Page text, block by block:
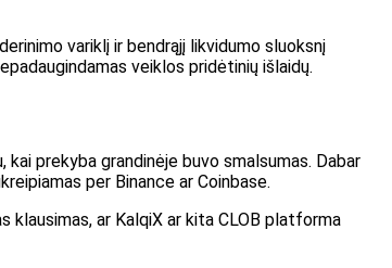
variklį ir bendrąjį likvidumo sluoksnį
veiklos pridėtinių išlaidų.
prekyba grandinėje buvo smalsumas. Dabar
per Binance ar Coinbase.
klausimas, ar KalqiX ar kita CLOB platforma